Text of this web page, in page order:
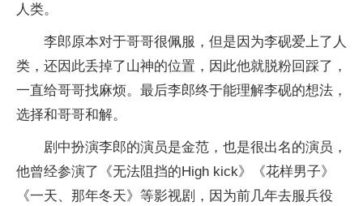
人类。
李郎原本对于哥哥很佩服，但是因为李砚爱上了人
类，还因此丢掉了山神的位置，因此他就脱粉回踩了，
一直给哥哥找麻烦。最后李郎终于能理解李砚的想法，
选择和哥哥和解。
剧中扮演李郎的演员是金范，也是很出名的演员，
他曾经参演了《无法阻挡的High kick》《花样男子》
《一天、那年冬天》等影视剧，因为前几年去服兵役